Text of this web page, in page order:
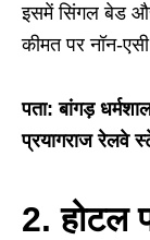
इसमें सिंगल बेड
कीमत पर नॉन-
पता: बांगड़
प्रयागराज रेलवे
2. होटल